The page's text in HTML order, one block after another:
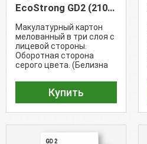
EcoStrong GD2 (210
г/м²)
Макулатурный картон
мелованный в три слоя с
лицевой стороны.
Оборотная сторона
серого цвета. (Белизна
Купить